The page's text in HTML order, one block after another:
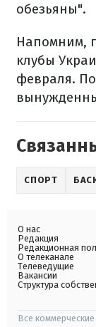
обезьяны".
Напомним,
клубы
февраля.
СПОРТ
О нас
Редакция
Редакционная
О телеканале
Телеведущие
Вакансии
Структура
Все